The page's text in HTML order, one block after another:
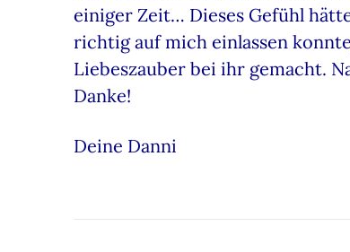
einiger Zeit… Dieses Gefühl
richtig auf mich einlassen
Liebeszauber bei ihr gemacht.
Danke!
Deine Danni